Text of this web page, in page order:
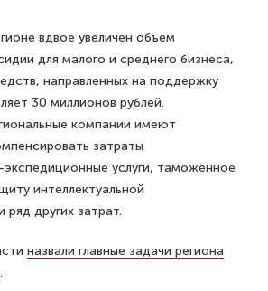
вдвое увеличен объем
для малого и среднего бизнеса,
направленных на поддержку
30 миллионов рублей.
компании имеют
затраты
услуги, таможенное
интеллектуальной
ряд других затрат.
назвали главные задачи региона
.